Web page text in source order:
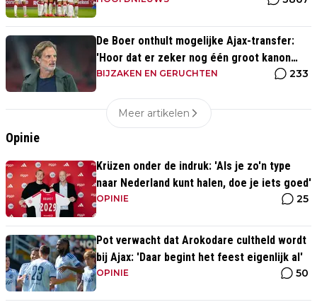
De Boer onthult mogelijke Ajax-transfer:
'Hoor dat er zeker nog één groot kanon
aankomt'
BIJZAKEN EN GERUCHTEN 233
Meer artikelen
Opinie
Krüzen onder de indruk: 'Als je zo'n type
naar Nederland kunt halen, doe je iets goed'
OPINIE 25
Pot verwacht dat Arokodare cultheld wordt
bij Ajax: 'Daar begint het feest eigenlijk al'
OPINIE 50